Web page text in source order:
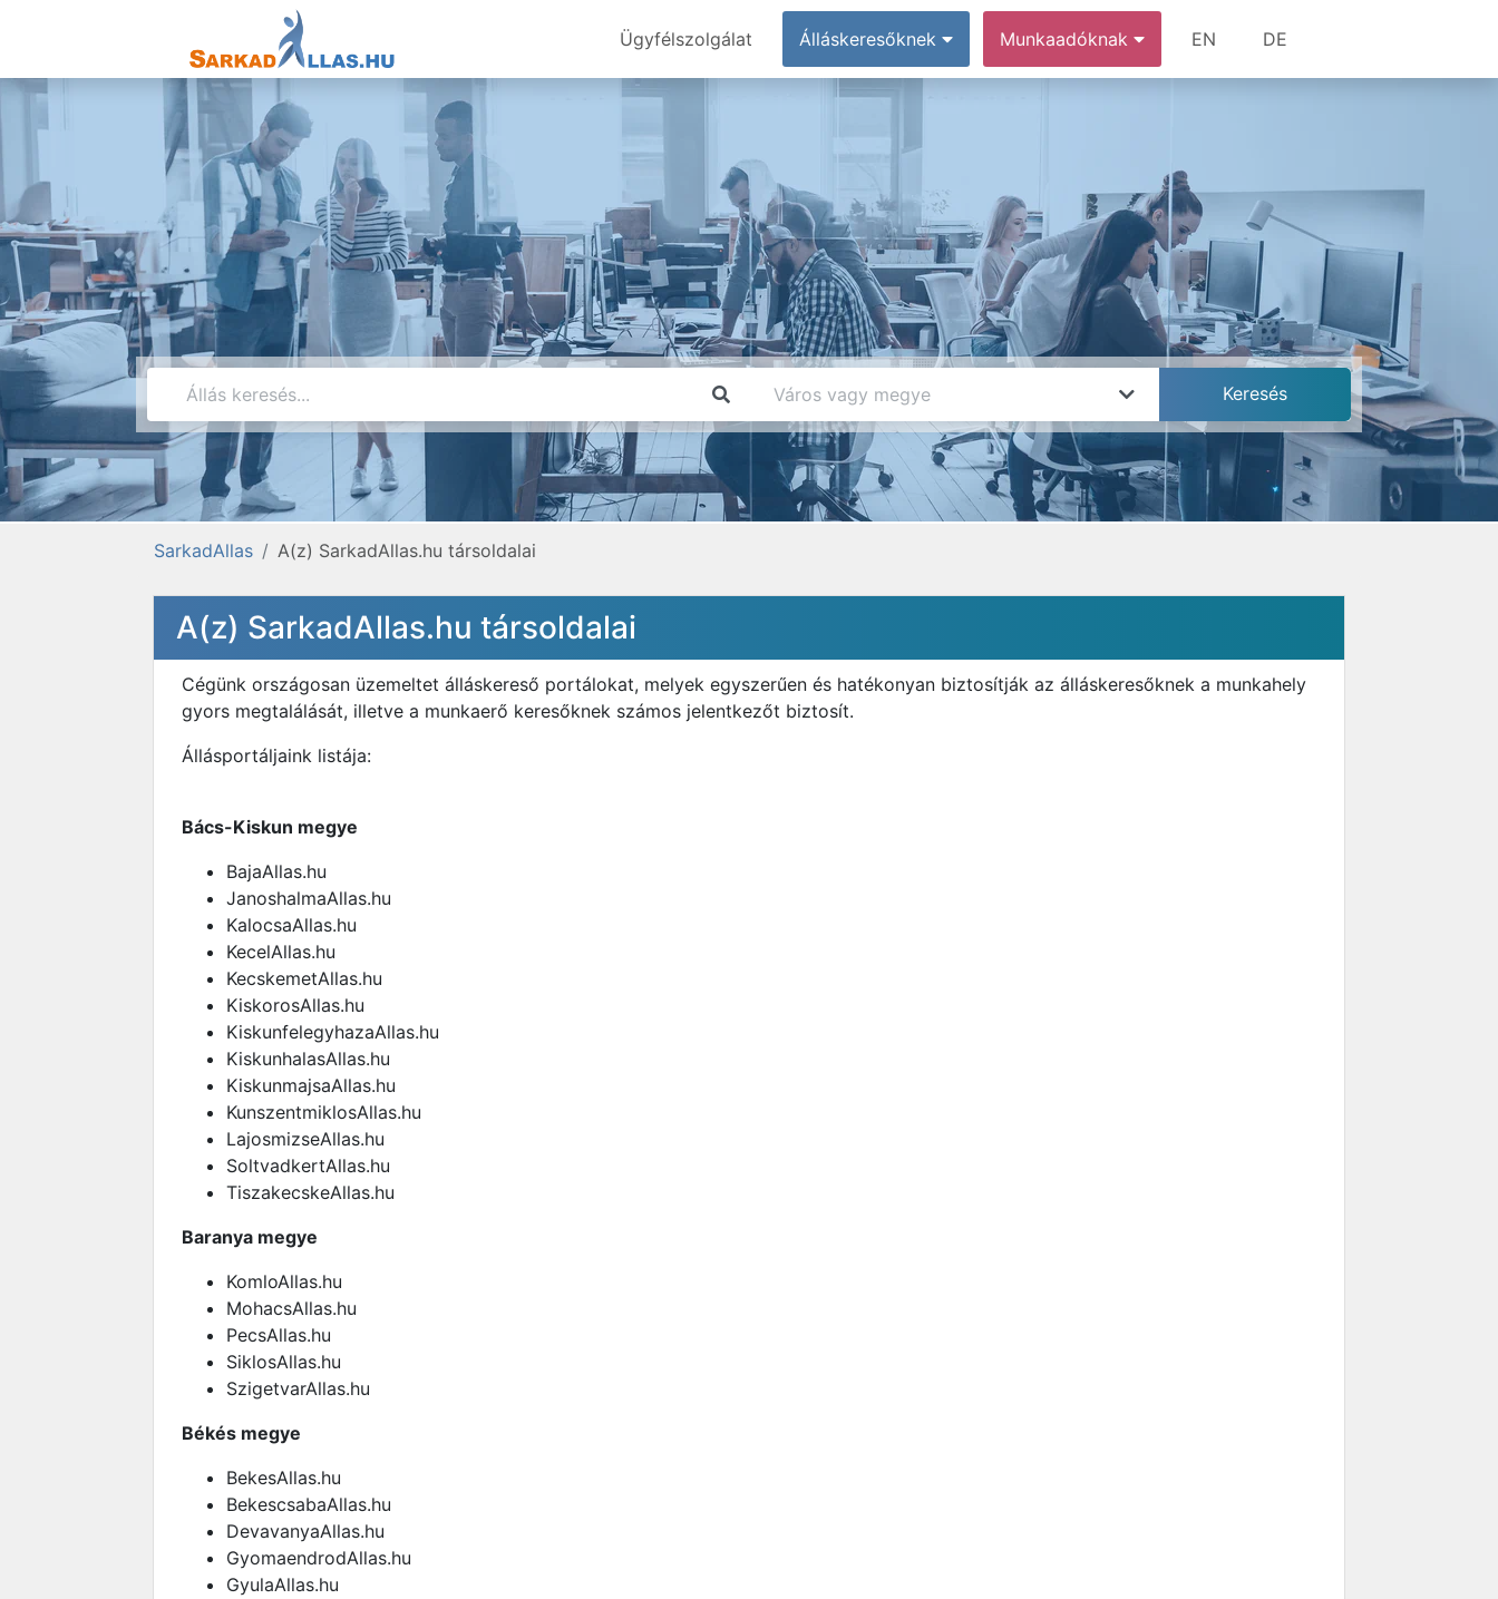
Ügyfélszolgálat Álláskeresőknek Munkaadóknak EN DE
SarkadAllas A(z) SarkadAllas.hu társoldalai
A(z) SarkadAllas.hu társoldalai
Cégünk országosan üzemeltet álláskereső portálokat, melyek egyszerűen és hatékonyan biztosítják az álláskeresőknek a munkahely
gyors megtalálását, illetve a munkaerő keresőknek számos jelentkezőt biztosít.
Állásportáljaink listája:
Bács-Kiskun megye
BajaAllas.hu
JanoshalmaAllas.hu
KalocsaAllas.hu
KecelAllas.hu
KecskemetAllas.hu
KiskorosAllas.hu
KiskunfelegyhazaAllas.hu
KiskunhalasAllas.hu
KiskunmajsaAllas.hu
KunszentmiklosAllas.hu
LajosmizseAllas.hu
SoltvadkertAllas.hu
TiszakecskeAllas.hu
Baranya megye
KomloAllas.hu
MohacsAllas.hu
PecsAllas.hu
SiklosAllas.hu
SzigetvarAllas.hu
Békés megye
BekesAllas.hu
BekescsabaAllas.hu
DevavanyaAllas.hu
GyomaendrodAllas.hu
GyulaAllas.hu